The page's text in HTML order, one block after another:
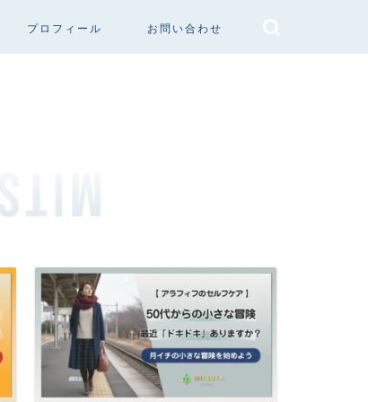
プロフィール お問い合わせ